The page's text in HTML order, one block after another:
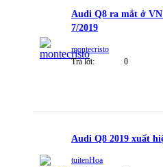
Audi Q8 ra mắt ở
7/2019
montecristo
Trả lời:
0
Audi Q8 2019 xuất
tuitenHoa